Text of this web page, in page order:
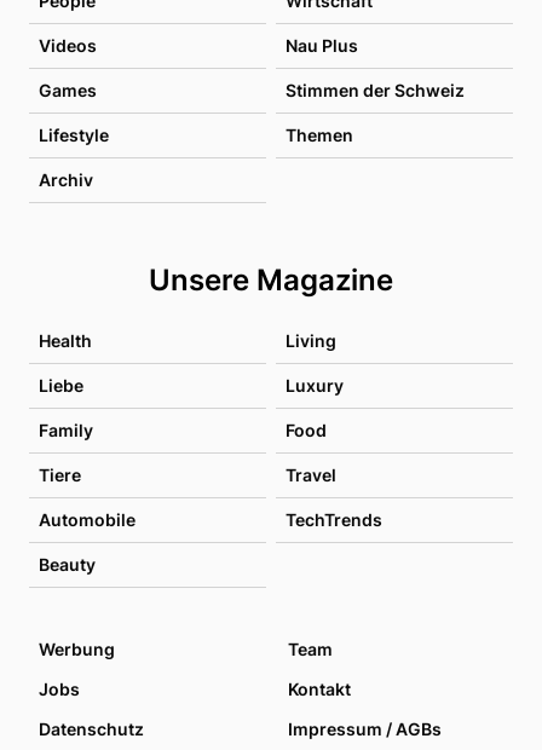
Videos Nau Plus
Games Stimmen der Schweiz
Lifestyle Themen
Archiv
Unsere Magazine
Health Living
Liebe Luxury
Family Food
Tiere Travel
Automobile TechTrends
Beauty
Werbung
Team
Jobs
Kontakt
Datenschutz
Impressum / AGBs